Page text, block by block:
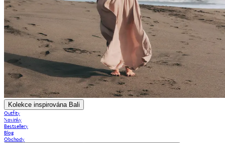
Kolekce inspirována Bali
Outfity
Novinky
Bestsellery
Blog
Obchody